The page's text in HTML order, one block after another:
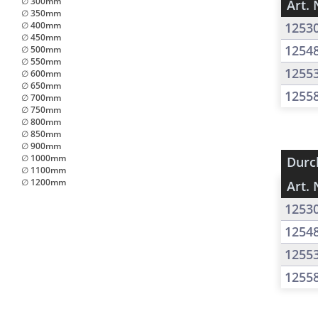
Art.
Art.
∅ 350mm
∅ 400mm
∅ 450mm
∅ 500mm
∅ 550mm
∅ 600mm
∅ 650mm
∅ 700mm
∅ 750mm
∅ 800mm
∅ 850mm
∅ 900mm
∅ 1000mm
∅ 1100mm
∅ 1200mm